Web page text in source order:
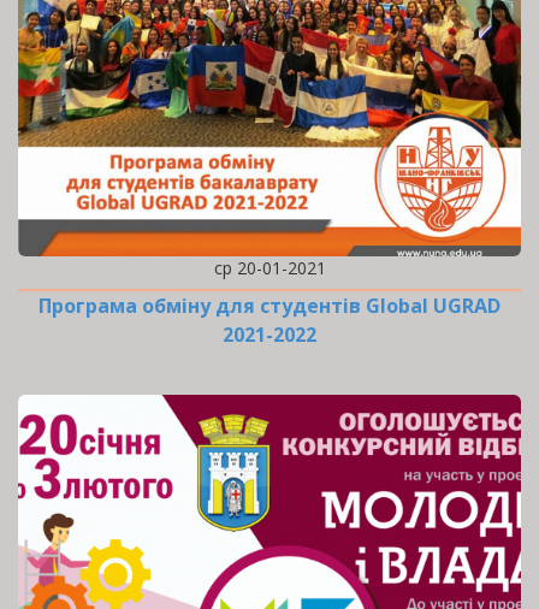
ср 20-01-2021
Програма обміну для студентів Global UGRAD
2021-2022